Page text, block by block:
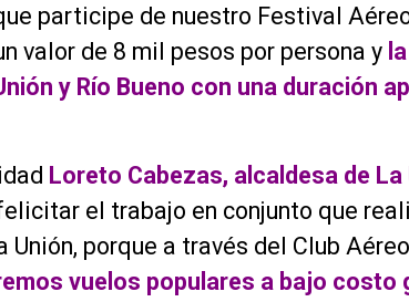
participe de nuestro Festival
valor de 8 mil pesos por persona y
y Río Bueno con una duración
Loreto Cabezas, alcaldesa de La
el trabajo en conjunto que
Unión, porque a través del Club
vuelos populares a bajo costo